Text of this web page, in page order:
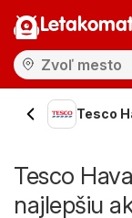
Tesco
Tesco
najlepšiu